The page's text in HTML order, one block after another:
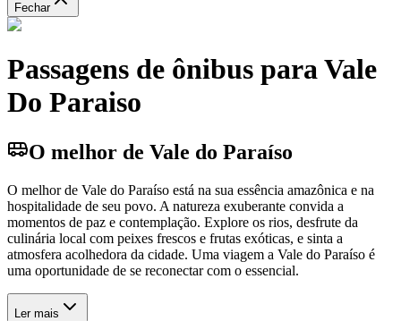
Fechar
Passagens de ônibus para Vale
Do Paraiso
O melhor de Vale do Paraíso
O melhor de Vale do Paraíso está na sua essência amazônica e na
hospitalidade de seu povo. A natureza exuberante convida a
momentos de paz e contemplação. Explore os rios, desfrute da
culinária local com peixes frescos e frutas exóticas, e sinta a
atmosfera acolhedora da cidade. Uma viagem a Vale do Paraíso é
uma oportunidade de se reconectar com o essencial.
Ler mais